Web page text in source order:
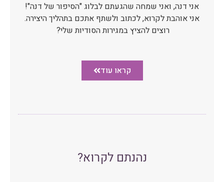
אני דנה, ואני שמחה שהגעתם לבלוג "הסיפור של דנה"!
אני אוהבת לקרוא, לכתוב ולשתף אתכם בתהליך היצירה.
רוצים להציץ במגירות הסודיות שלי?
קראו עוד
נהנתם לקרוא?